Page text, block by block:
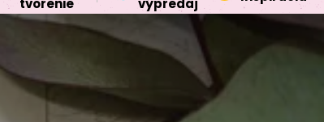
tvorenie
výpredaj